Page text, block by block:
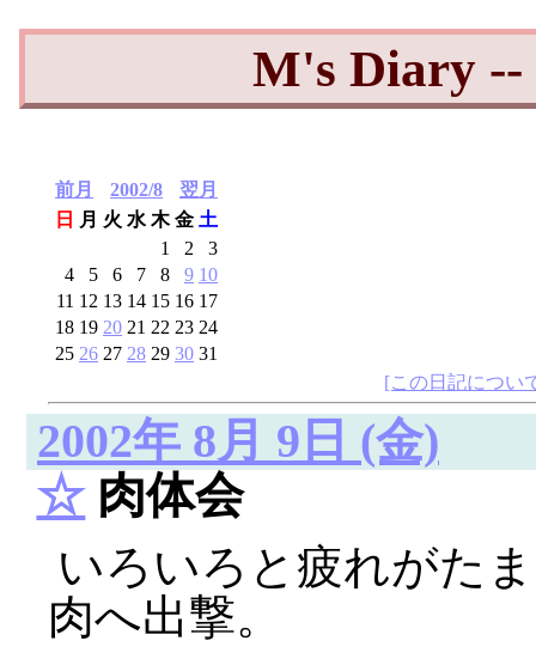
M's Diary --
前月 2002/8
翌月
日
月 火 水 木 金 土
1
2
3
4
5 6 7 8 9 10
11 12 13 14 15 16 17
18 19 20 21 22 23 24
25 26 27 28 29 30 31
[この日記につい
2002年 8月 9日 (金)
☆肉体会
いろいろと疲れがた
肉へ出撃。